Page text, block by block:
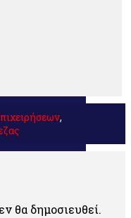
,
θα δημοσιευθεί.